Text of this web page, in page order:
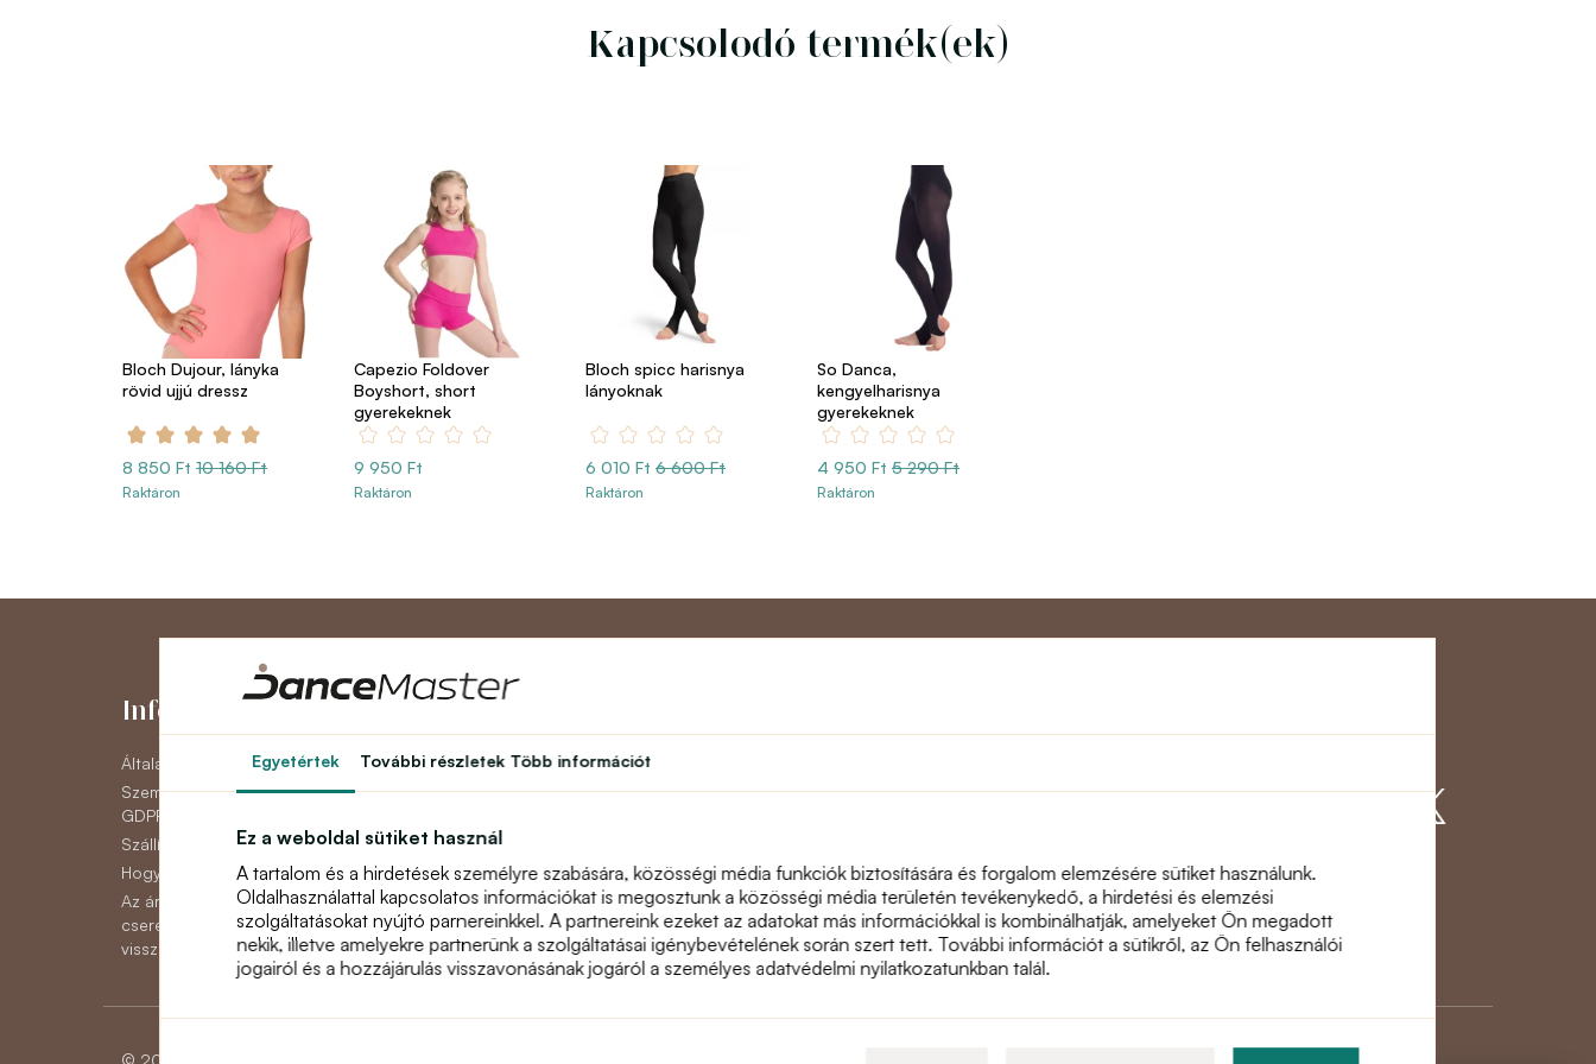
Egyetértek További részletek Több információt
Ez a weboldal sütiket használ
A tartalom és a hirdetések személyre szabására, közösségi média funkciók biztosítására és forgalom elemzésére sütiket használunk.
Oldalhasználattal kapcsolatos információkat is megosztunk a közösségi média területén tevékenykedő, a hirdetési és elemzési
szolgáltatásokat nyújtó parnereinkkel. A partnereink ezeket az adatokat más információkkal is kombinálhatják, amelyeket Ön megadott
nekik, illetve amelyekre partnerünk a szolgáltatásai igénybevételének során szert tett. További információt a sütikről, az Ön felhasználói
jogairól és a hozzájárulás visszavonásának jogáról a személyes adatvédelmi nyilatkozatunkban talál.
Kapcsolodó termék(ek)
Bloch Dujour, lányka
rövid ujjú dressz
8 850 Ft 10 160 Ft
Raktáron
Capezio Foldover
Boyshort, short
gyerekeknek
9 950 Ft
Raktáron
Bloch spicc harisnya
lányoknak
6 010 Ft 6 600 Ft
Raktáron
So Danca,
kengyelharisnya
gyerekeknek
4 950 Ft 5 290 Ft
Raktáron
Információk
Általános szerződési feltételek
Személyes adatok védelme
GDPR
Szállítás
Hogyan lehet fizetni
Az áruk reklamációjának,
cseréjének vagy
visszaküldésének módja
Fiókom
Eddigi megrendeléseim
Hűségprogram
Kapcsolat
Honlaptérkép
hozzánk